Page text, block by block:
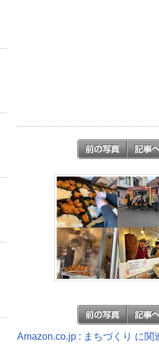
Amazon.co.jp : まちづくり に関